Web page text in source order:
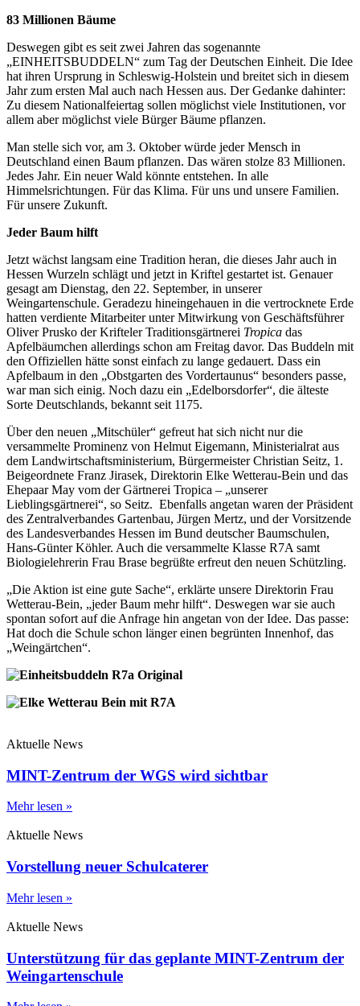
83 Millionen Bäume
Deswegen gibt es seit zwei Jahren das sogenannte
„EINHEITSBUDDELN“ zum Tag der Deutschen Einheit. Die Idee
hat ihren Ursprung in Schleswig-Holstein und breitet sich in diesem
Jahr zum ersten Mal auch nach Hessen aus. Der Gedanke dahinter:
Zu diesem Nationalfeiertag sollen möglichst viele Institutionen, vor
allem aber möglichst viele Bürger Bäume pflanzen.
Man stelle sich vor, am 3. Oktober würde jeder Mensch in
Deutschland einen Baum pflanzen. Das wären stolze 83 Millionen.
Jedes Jahr. Ein neuer Wald könnte entstehen. In alle
Himmelsrichtungen. Für das Klima. Für uns und unsere Familien.
Für unsere Zukunft.
Jeder Baum hilft
Jetzt wächst langsam eine Tradition heran, die dieses Jahr auch in
Hessen Wurzeln schlägt und jetzt in Kriftel gestartet ist. Genauer
gesagt am Dienstag, den 22. September, in unserer
Weingartenschule. Geradezu hineingehauen in die vertrocknete Erde
hatten verdiente Mitarbeiter unter Mitwirkung von Geschäftsführer
Oliver Prusko der Krifteler Traditionsgärtnerei Tropica das
Apfelbäumchen allerdings schon am Freitag davor. Das Buddeln mit
den Offiziellen hätte sonst einfach zu lange gedauert. Dass ein
Apfelbaum in den „Obstgarten des Vordertaunus“ besonders passe,
war man sich einig. Noch dazu ein „Edelborsdorfer“, die älteste
Sorte Deutschlands, bekannt seit 1175.
Über den neuen „Mitschüler“ gefreut hat sich nicht nur die
versammelte Prominenz von Helmut Eigemann, Ministerialrat aus
dem Landwirtschaftsministerium, Bürgermeister Christian Seitz, 1.
Beigeordnete Franz Jirasek, Direktorin Elke Wetterau-Bein und das
Ehepaar May vom der Gärtnerei Tropica – „unserer
Lieblingsgärtnerei“, so Seitz. Ebenfalls angetan waren der Präsident
des Zentralverbandes Gartenbau, Jürgen Mertz, und der Vorsitzende
des Landesverbandes Hessen im Bund deutscher Baumschulen,
Hans-Günter Köhler. Auch die versammelte Klasse R7A samt
Biologielehrerin Frau Brase begrüßte erfreut den neuen Schützling.
„Die Aktion ist eine gute Sache“, erklärte unsere Direktorin Frau
Wetterau-Bein, „jeder Baum mehr hilft“. Deswegen war sie auch
spontan sofort auf die Anfrage hin angetan von der Idee. Das passe:
Hat doch die Schule schon länger einen begrünten Innenhof, das
„Weingärtchen“.
Aktuelle News
MINT-Zentrum der WGS wird sichtbar
Mehr lesen »
Aktuelle News
Vorstellung neuer Schulcaterer
Mehr lesen »
Aktuelle News
Unterstützung für das geplante MINT-Zentrum der
Weingartenschule